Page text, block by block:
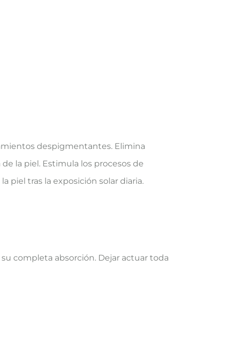
despigmentantes. Elimina
la piel. Estimula los procesos de
piel tras la exposición solar diaria.
completa absorción. Dejar actuar toda